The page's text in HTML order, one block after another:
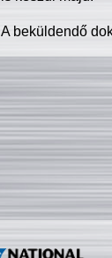
A beküldendő